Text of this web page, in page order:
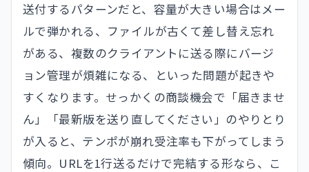
送付するパターンだと、容量が大きい場合はメー
ルで弾かれる、ファイルが古くて差し替え忘れ
がある、複数のクライアントに送る際にバージ
ョン管理が煩雑になる、といった問題が起きや
すくなります。せっかくの商談機会で「届きませ
ん」「最新版を送り直してください」のやりとり
が入ると、テンポが崩れ受注率も下がってしまう
傾向。URLを1行送るだけで完結する形なら、こ